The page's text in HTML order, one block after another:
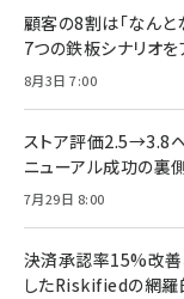
顧客の8割は「なんと
7つの鉄板シナリオを
8月3日 7:00
ストア評価2.5→3.8へ
ニューアル成功の裏
7月29日 8:00
決済承認率15%改善
したRiskifiedの網